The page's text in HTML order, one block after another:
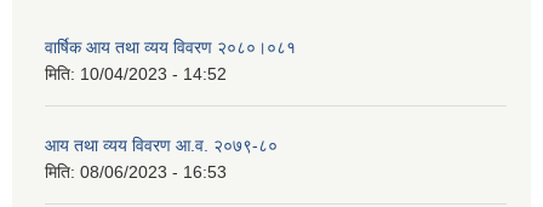
वार्षिक आय तथा व्यय विवरण २०८०।०८१
मिति: 10/04/2023 - 14:52
आय तथा व्यय विवरण आ.व. २०७९-८०
मिति: 08/06/2023 - 16:53